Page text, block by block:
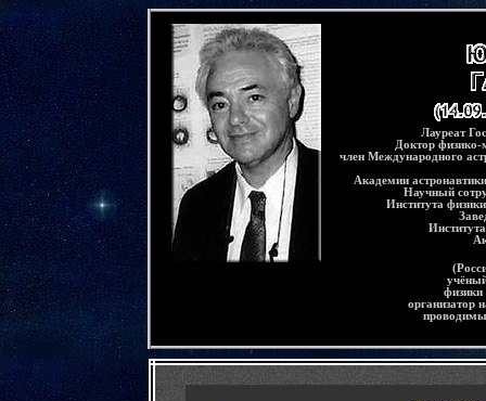
Лауреат
Доктор физико-
член Международного
Академии
Научный
Института
физики
организатор